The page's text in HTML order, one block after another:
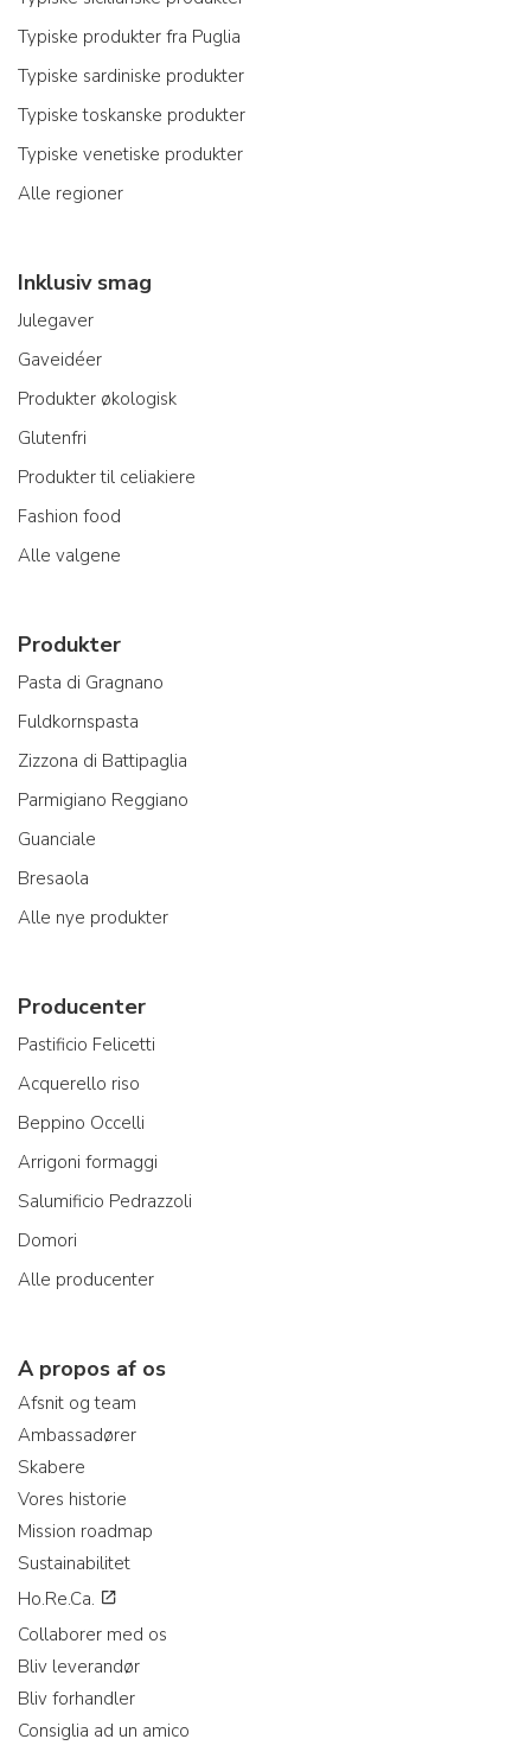
Typiske produkter fra Puglia
Typiske sardiniske produkter
Typiske toskanske produkter
Typiske venetiske produkter
Alle regioner
Inklusiv smag
Julegaver
Gaveidéer
Produkter økologisk
Glutenfri
Produkter til celiakiere
Fashion food
Alle valgene
Produkter
Pasta di Gragnano
Fuldkornspasta
Zizzona di Battipaglia
Parmigiano Reggiano
Guanciale
Bresaola
Alle nye produkter
Producenter
Pastificio Felicetti
Acquerello riso
Beppino Occelli
Arrigoni formaggi
Salumificio Pedrazzoli
Domori
Alle producenter
A propos af os
Afsnit og team
Ambassadører
Skabere
Vores historie
Mission roadmap
Sustainabilitet
Ho.Re.Ca.
Collaborer med os
Bliv leverandør
Bliv forhandler
Consiglia ad un amico